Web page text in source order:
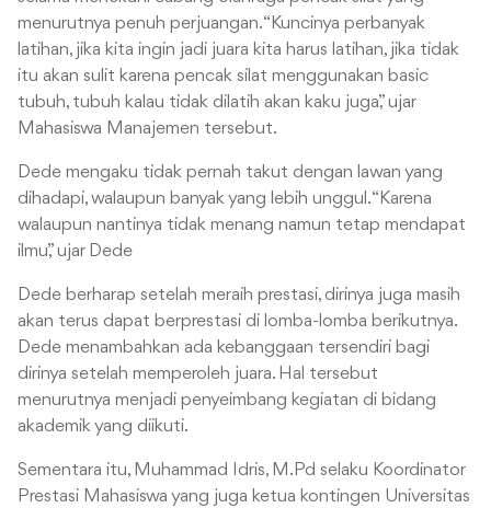
menurutnya penuh perjuangan. “Kuncinya perbanyak
latihan, jika kita ingin jadi juara kita harus latihan, jika tidak
itu akan sulit karena pencak silat menggunakan basic
tubuh, tubuh kalau tidak dilatih akan kaku juga,” ujar
Mahasiswa Manajemen tersebut.
Dede mengaku tidak pernah takut dengan lawan yang
dihadapi, walaupun banyak yang lebih unggul. “Karena
walaupun nantinya tidak menang namun tetap mendapat
ilmu,” ujar Dede
Dede berharap setelah meraih prestasi, dirinya juga masih
akan terus dapat berprestasi di lomba-lomba berikutnya.
Dede menambahkan ada kebanggaan tersendiri bagi
dirinya setelah memperoleh juara. Hal tersebut
menurutnya menjadi penyeimbang kegiatan di bidang
akademik yang diikuti.
Sementara itu, Muhammad Idris, M.Pd selaku Koordinator
Prestasi Mahasiswa yang juga ketua kontingen Universitas